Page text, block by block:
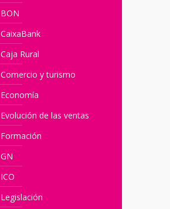
BON
CaixaBank
Caja Rural
Comercio y turismo
Economía
Evolución de las ventas
Formación
GN
ICO
Legislación